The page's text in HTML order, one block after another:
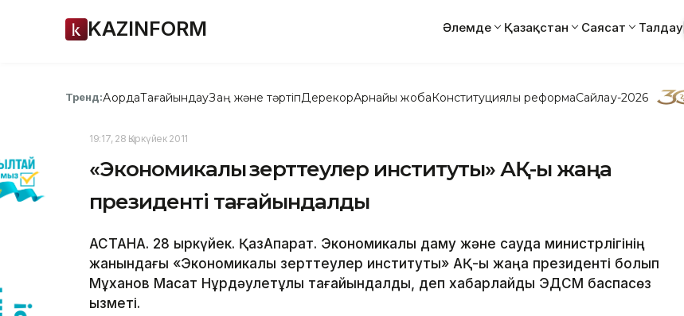
KAZINFORM Әлемде Қазақстан Саясат Талдау
Тренд:АқордаТағайындауЗаң және тәртіпДерекқорАрнайы жобаКонституциялық реформаСайлау-2026
19:17, 28 Қыркүйек 2011
«Экономикалық зерттеулер институты» АҚ-ы жаңа
президенті тағайындалды
АСТАНА. 28 қыркүйек. ҚазАқпарат. Экономикалық даму және сауда министрлігінің
жанындағы «Экономикалық зерттеулер институты» АҚ-ы жаңа президенті болып
Мұханов Мақсат Нұрдәулетұлы тағайындалды, деп хабарлайды ЭДСМ баспасөз
қызметі.